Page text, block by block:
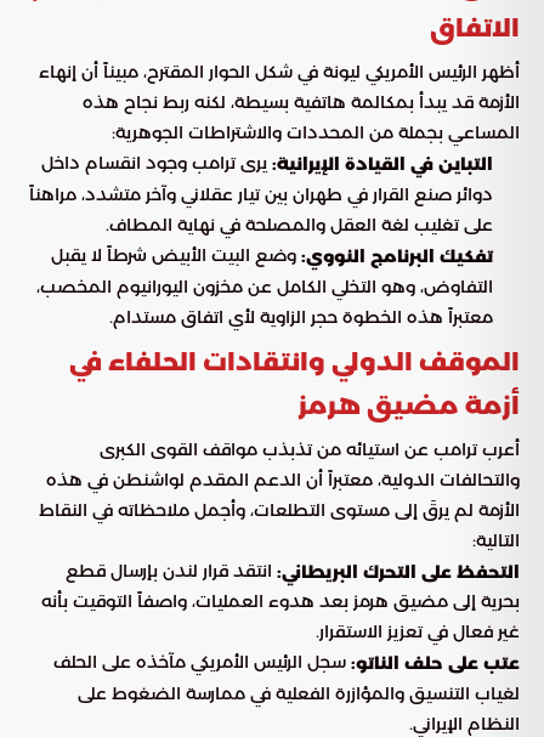
الاتفاق
أظهر الرئيس الأمريكي ليونة في شكل الحوار المقترح، مبيناً أن إنهاء
الأزمة قد يبدأ بمكالمة هاتفية بسيطة، لكنه ربط نجاح هذه
المساعي بجملة من المحددات والاشتراطات الجوهرية:
التباين في القيادة الإيرانية: يرى ترامب وجود انقسام داخل
دوائر صنع القرار في طهران بين تيار عقلاني وآخر متشدد، مراهناً
على تغليب لغة العقل والمصلحة في نهاية المطاف.
تفكيك البرنامج النووي: وضع البيت الأبيض شرطاً لا يقبل
التفاوض، وهو التخلي الكامل عن مخزون اليورانيوم المخصب،
معتبراً هذه الخطوة حجر الزاوية لأي اتفاق مستدام.
الموقف الدولي وانتقادات الحلفاء في
أزمة مضيق هرمز
أعرب ترامب عن استيائه من تذبذب مواقف القوى الكبرى
والتحالفات الدولية، معتبراً أن الدعم المقدم لواشنطن في هذه
الأزمة لم يرقَ إلى مستوى التطلعات، وأجمل ملاحظاته في النقاط
التالية:
التحفظ على التحرك البريطاني: انتقد قرار لندن بإرسال قطع
بحرية إلى مضيق هرمز بعد هدوء العمليات، واصفاً التوقيت بأنه
غير فعال في تعزيز الاستقرار.
عتب على حلف الناتو: سجل الرئيس الأمريكي مآخذه على الحلف
لغياب التنسيق والمؤازرة الفعلية في ممارسة الضغوط على
النظام الإيراني.